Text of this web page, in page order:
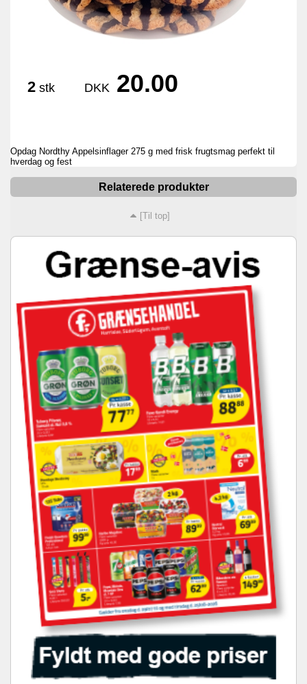
2 stk DKK 20.00
Opdag Nordthy Appelsinflager 275 g med frisk frugtsmag perfekt til
hverdag og fest
Relaterede produkter
[Til top]